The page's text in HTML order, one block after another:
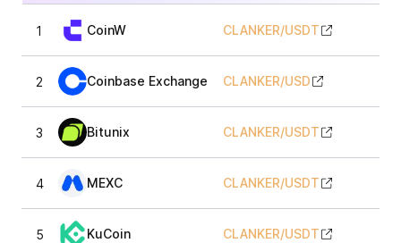
1 CoinW CLANKER/USDT
2 Coinbase Exchange CLANKER/USD
3 Bitunix CLANKER/USDT
4 MEXC CLANKER/USDT
5 KuCoin CLANKER/USDT